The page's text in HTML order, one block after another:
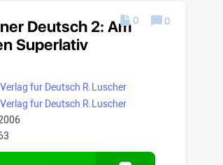
Deutsch 2: Am
Superlativ
Verlag fur Deutsch R.Luscher
Verlag fur Deutsch R.Luscher
0 0